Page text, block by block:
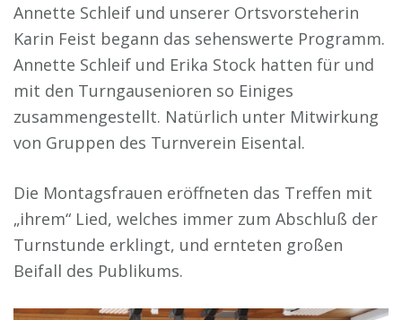
Annette Schleif und unserer Ortsvorsteherin
Karin Feist begann das sehenswerte Programm.
Annette Schleif und Erika Stock hatten für und
mit den Turngausenioren so Einiges
zusammengestellt. Natürlich unter Mitwirkung
von Gruppen des Turnverein Eisental.
Die Montagsfrauen eröffneten das Treffen mit
„ihrem“ Lied, welches immer zum Abschluß der
Turnstunde erklingt, und ernteten großen
Beifall des Publikums.